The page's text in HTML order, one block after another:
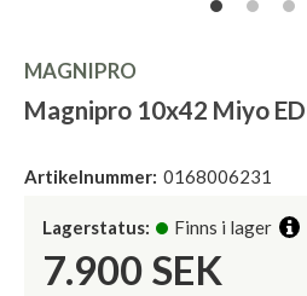
MAGNIPRO
Magnipro 10x42 Miyo ED
Artikelnummer: 0168006231
Lagerstatus: Finns i lager
7.900 SEK